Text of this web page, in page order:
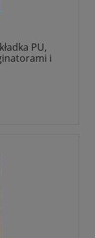
PU,
i